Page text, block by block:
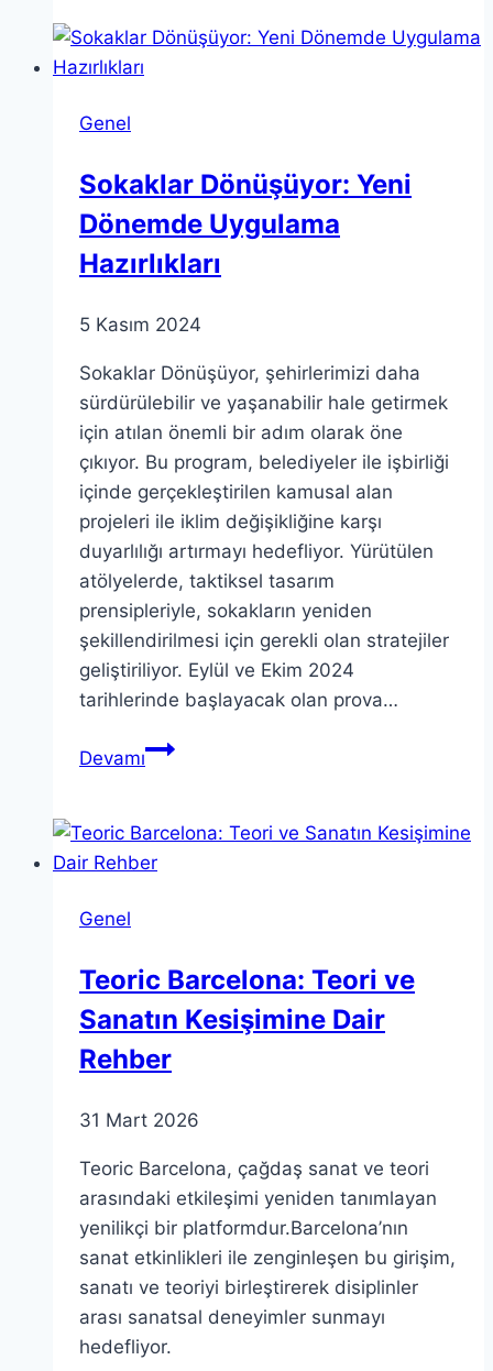
Teorik
Genel
Sokaklar Dönüşüyor: Yeni
Dönemde Uygulama
Hazırlıkları
5 Kasım 2024
Sokaklar Dönüşüyor, şehirlerimizi daha
sürdürülebilir ve yaşanabilir hale getirmek
için atılan önemli bir adım olarak öne
çıkıyor. Bu program, belediyeler ile işbirliği
içinde gerçekleştirilen kamusal alan
projeleri ile iklim değişikliğine karşı
duyarlılığı artırmayı hedefliyor. Yürütülen
atölyelerde, taktiksel tasarım
prensipleriyle, sokakların yeniden
şekillendirilmesi için gerekli olan stratejiler
geliştiriliyor. Eylül ve Ekim 2024
tarihlerinde başlayacak olan prova…
DevamıSokaklar
Dönemde
Uygulama
Genel
Teoric Barcelona: Teori ve
Sanatın Kesişimine Dair
Rehber
31 Mart 2026
Teoric Barcelona, çağdaş sanat ve teori
arasındaki etkileşimi yeniden tanımlayan
yenilikçi bir platformdur.Barcelona’nın
sanat etkinlikleri ile zenginleşen bu girişim,
sanatı ve teoriyi birleştirerek disiplinler
arası sanatsal deneyimler sunmayı
hedefliyor.